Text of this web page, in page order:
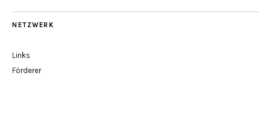
NETZWERK
Links
Förderer